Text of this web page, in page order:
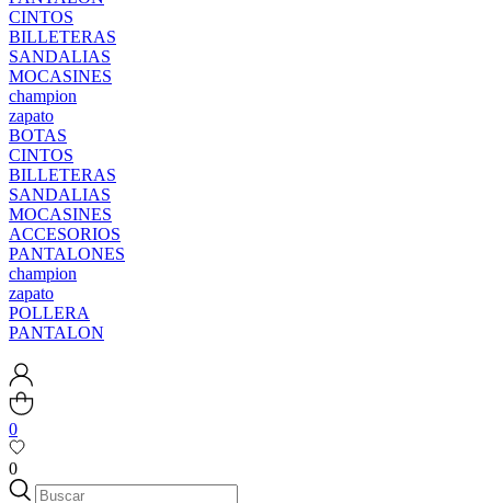
CINTOS
BILLETERAS
SANDALIAS
MOCASINES
champion
zapato
BOTAS
CINTOS
BILLETERAS
SANDALIAS
MOCASINES
ACCESORIOS
PANTALONES
champion
zapato
POLLERA
PANTALON
0
0